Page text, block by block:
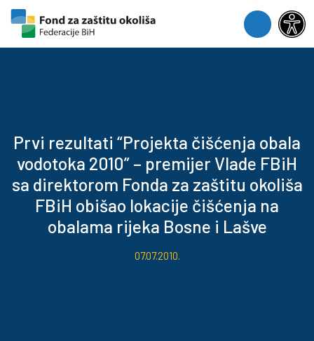
Skip to content
Skip to footer
Menu
Prvi rezultati “Projekta čišćenja obala
vodotoka 2010” – premijer Vlade FBiH
sa direktorom Fonda za zaštitu okoliša
FBiH obišao lokacije čišćenja na
obalama rijeka Bosne i Lašve
07.07.2010.